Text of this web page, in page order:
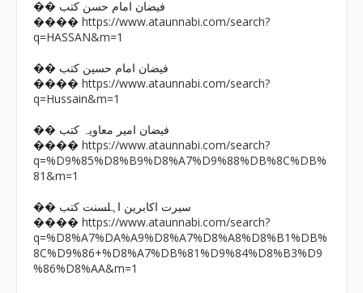
�� فیضان امام حسن کتب
���� https://www.ataunnabi.com/search?
q=HASSAN&m=1
�� فیضان امام حسین کتب
���� https://www.ataunnabi.com/search?
q=Hussain&m=1
�� فیضان امیر معاویہ کتب
���� https://www.ataunnabi.com/search?
q=%D9%85%D8%B9%D8%A7%D9%88%DB%8C%DB%
81&m=1
�� سیرت اکابرین اہلسنت کتب
���� https://www.ataunnabi.com/search?
q=%D8%A7%DA%A9%D8%A7%D8%A8%D8%B1%DB%
8C%D9%86+%D8%A7%DB%81%D9%84%D8%B3%D9
%86%D8%AA&m=1